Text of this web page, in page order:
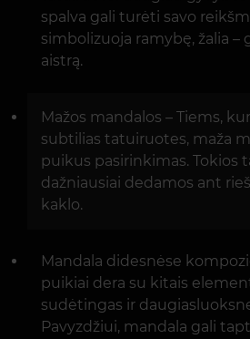
spalva gali turėti savo
simbolizuoja ramybę, žalia –
aistrą.
Mažos mandalos – Tiems,
subtilias tatuiruotes, maža
puikus pasirinkimas. Tokios
dažniausiai dedamos ant
kaklo.
Mandala didesnėse
puikiai dera su kitais
sudėtingas ir
Pavyzdžiui, mandala gali